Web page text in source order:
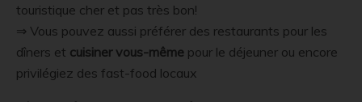
touristique cher et pas très bon!
⇒ Vous pouvez aussi préférer des restaurants pour les
dîners et cuisiner vous-même pour le déjeuner ou encore
privilégiez des fast-food locaux